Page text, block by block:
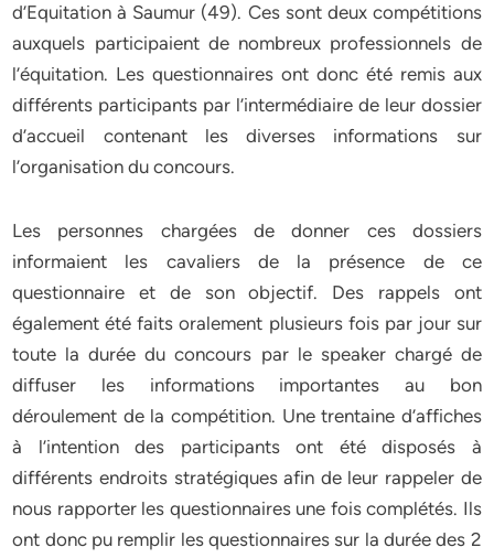
d’Equitation à Saumur (49). Ces sont deux compétitions
auxquels participaient de nombreux professionnels de
l’équitation. Les questionnaires ont donc été remis aux
différents participants par l’intermédiaire de leur dossier
d’accueil contenant les diverses informations sur
l’organisation du concours.
Les personnes chargées de donner ces dossiers
informaient les cavaliers de la présence de ce
questionnaire et de son objectif. Des rappels ont
également été faits oralement plusieurs fois par jour sur
toute la durée du concours par le speaker chargé de
diffuser les informations importantes au bon
déroulement de la compétition. Une trentaine d’affiches
à l’intention des participants ont été disposés à
différents endroits stratégiques afin de leur rappeler de
nous rapporter les questionnaires une fois complétés. Ils
ont donc pu remplir les questionnaires sur la durée des 2